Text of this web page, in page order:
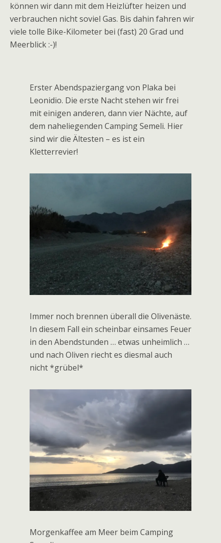
können wir dann mit dem Heizlüfter heizen und
verbrauchen nicht soviel Gas. Bis dahin fahren wir
viele tolle Bike-Kilometer bei (fast) 20 Grad und
Meerblick :-)!
Erster Abendspaziergang von Plaka bei
Leonidio. Die erste Nacht stehen wir frei
mit einigen anderen, dann vier Nächte, auf
dem naheliegenden Camping Semeli. Hier
sind wir die Ältesten – es ist ein
Kletterrevier!
Immer noch brennen überall die Olivenäste.
In diesem Fall ein scheinbar einsames Feuer
in den Abendstunden … etwas unheimlich …
und nach Oliven riecht es diesmal auch
nicht *grübel*